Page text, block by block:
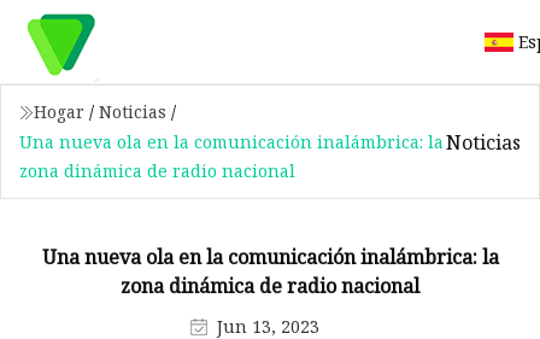
Hogar / Noticias /
Una nueva ola en la comunicación inalámbrica: la
zona dinámica de radio nacional
Noticias
Una nueva ola en la comunicación inalámbrica: la
zona dinámica de radio nacional
Jun 13, 2023